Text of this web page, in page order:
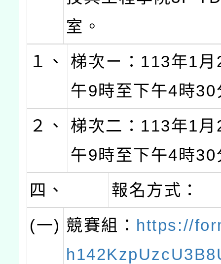
室。
１、
梯次ㄧ：113年1
午9時至下午4時30
２、
梯次二：113年1
午9時至下午4時30
四、
報名方式：
(一) 競賽組： https://